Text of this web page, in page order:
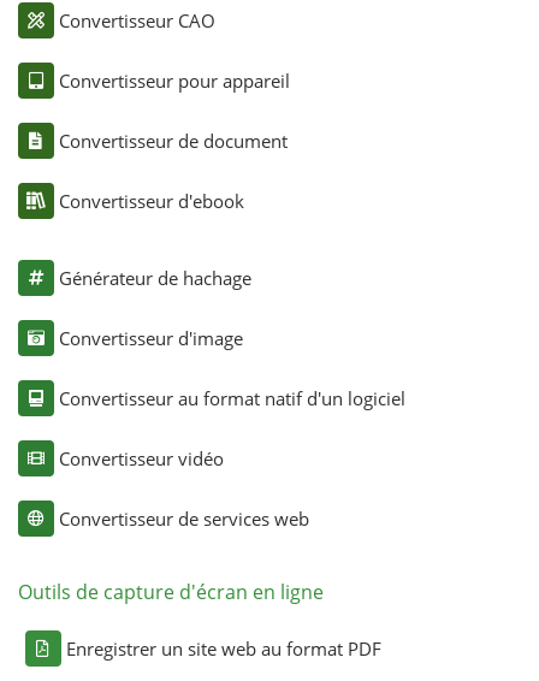
Convertisseur CAO
Convertisseur pour appareil
Convertisseur de document
Convertisseur d'ebook
Générateur de hachage
Convertisseur d'image
Convertisseur au format natif d'un logiciel
Convertisseur vidéo
Convertisseur de services web
Outils de capture d'écran en ligne
Enregistrer un site web au format PDF